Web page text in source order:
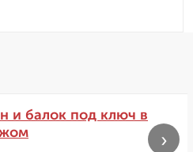
и балок под ключ в
›